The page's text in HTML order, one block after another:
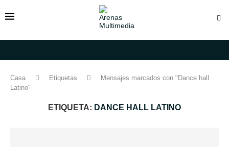
Casa Etiquetas
Mensajes marcados con "Dance hall
Latino"
ETIQUETA: DANCE HALL LATINO